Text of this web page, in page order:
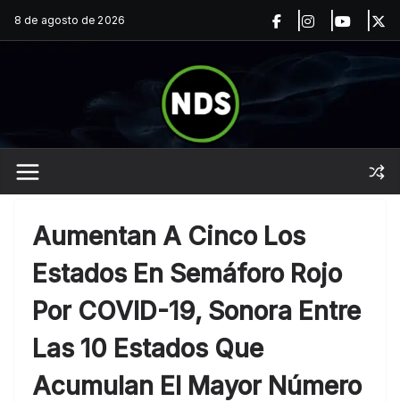
Saltar
al
8 de agosto de 2026
Aumentan A Cinco Los
Estados En Semáforo Rojo
Por COVID-19, Sonora Entre
Las 10 Estados Que
Acumulan El Mayor Número